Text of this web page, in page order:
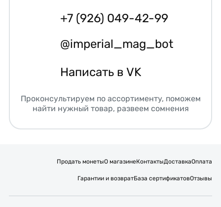
+7 (926) 049-42-99
@imperial_mag_bot
Написать в VK
Проконсультируем по ассортименту, поможем
найти нужный товар, развеем сомнения
Продать монетыО магазинеКонтактыДоставкаОплата
Гарантии и возвратБаза сертификатовОтзывы